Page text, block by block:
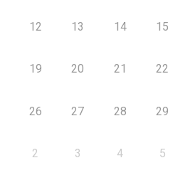
12 13 14 15
19 20 21 22
26 27 28 29
2 3 4 5